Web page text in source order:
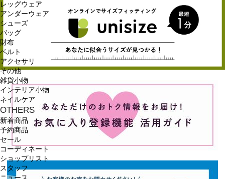
レッグウェア
アンダーウェア
シューズ
バッグ
財布
ベルト
アクセサリ
その他
雑貨小物
インテリア小物
ネイルケア
OTHERS
新着商品
予約商品
セール
コーディネート
ショップリスト
スタッフ